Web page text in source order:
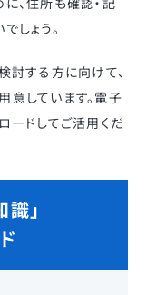
しょう。
討する方に向けて、
しています。電子
ードしてご活用くだ
」